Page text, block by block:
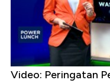
Video: Peringatan